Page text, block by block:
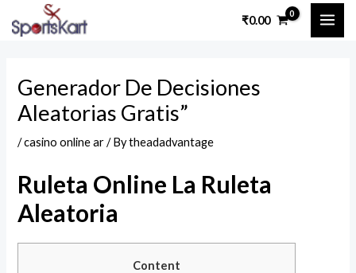
₹0.00
Generador De Decisiones
Aleatorias Gratis”
/casino online ar/ Bytheadadvantage
Ruleta Online La Ruleta
Aleatoria
Content
navigation